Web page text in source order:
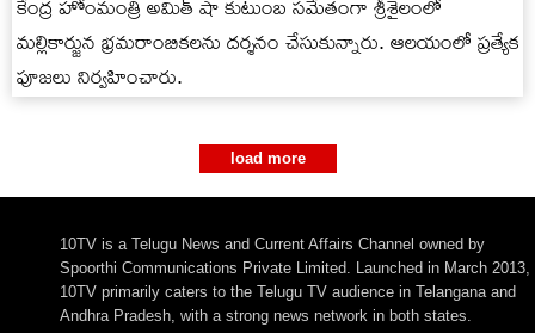
కేంద్ర హోంమంత్రి అమిత్ షా కుటుంబ సమేతంగా శ్రీశైలంలో
మల్లికార్జున భ్రమరాంబికలను దర్శనం చేసుకున్నారు. ఆలయంలో ప్రత్యేక
పూజలు నిర్వహించారు.
load more
10TV is a Telugu News and Current Affairs Channel owned by
Spoorthi Communications Private Limited. Launched in March 2013,
10TV primarily caters to the Telugu TV audience in Telangana and
Andhra Pradesh, with a strong news network in both states.